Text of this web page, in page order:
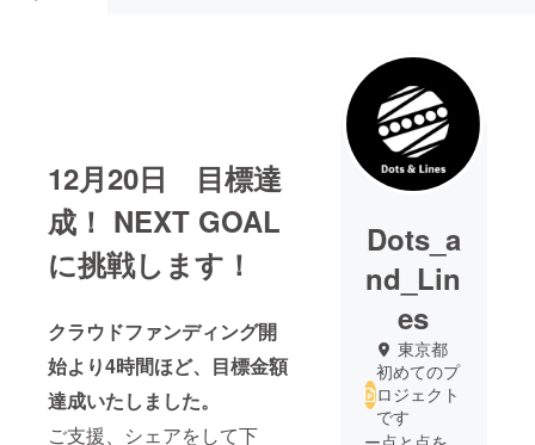
12月20日 目標達
成！ NEXT GOAL
に挑戦します！
クラウドファンディング開
始より4時間ほど、目標金額
達成いたしました。
ご支援、シェアをして下
Dots_a
nd_Lin
es
東京都
初めてのプ
ロジェクト
です